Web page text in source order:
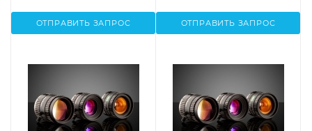
ОТПРАВИТЬ ЗАПРОС ОТПРАВИТЬ ЗАПРОС